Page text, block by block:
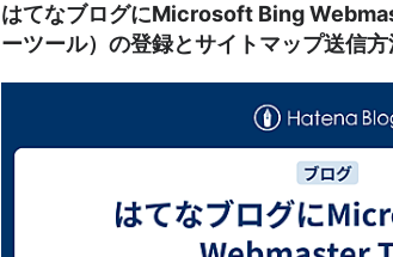
はてなブログにMicrosoft Bing
ーツール）の登録とサイトマップ送信方